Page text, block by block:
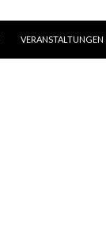
VERANSTALTUNGEN